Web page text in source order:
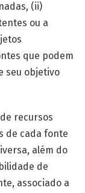
(ii)
ou a
que podem
seu objetivo
recursos
de cada fonte
além do
de
associado a